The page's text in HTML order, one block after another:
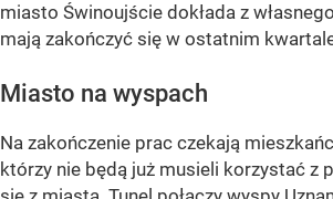
miasto Świnoujście dokłada z
mają zakończyć się w ostatnim
Miasto na wyspach
Na zakończenie prac czekają
którzy nie będą już musieli korzystać z